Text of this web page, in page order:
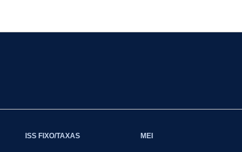
ISS FIXO/TAXAS MEI